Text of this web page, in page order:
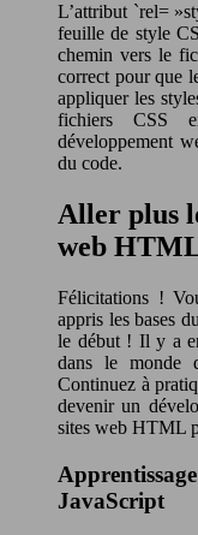
L’attribut `rel=
feuille de style
chemin vers le
correct pour que
appliquer les
fichiers CSS
développement
du code.
Aller plus
web
Félicitations !
appris les bases
le début ! Il y a
dans le monde
Continuez à
devenir un
sites web HTML
JavaScript